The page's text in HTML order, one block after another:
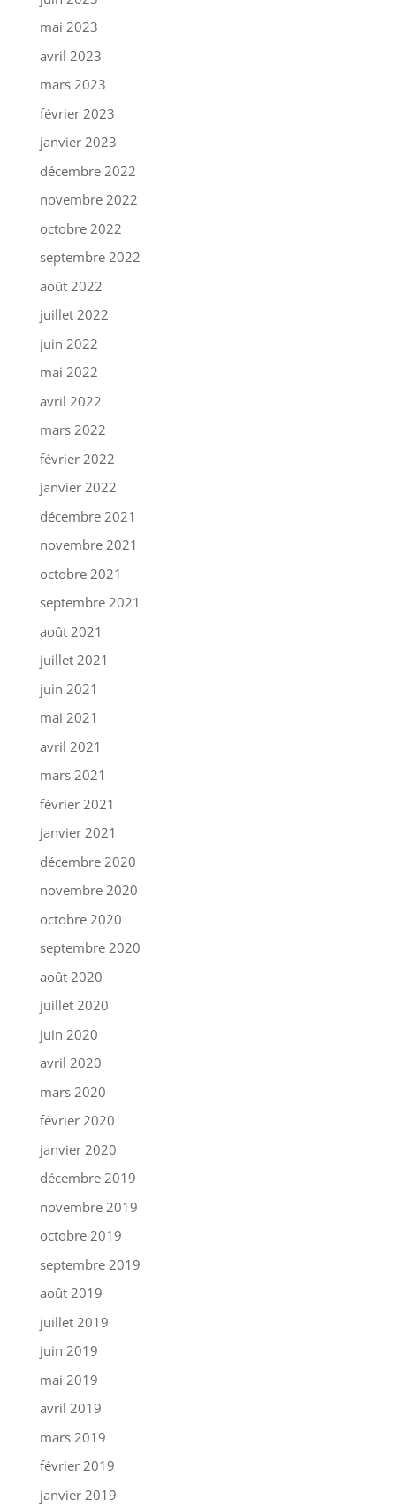
mai 2023
avril 2023
mars 2023
février 2023
janvier 2023
décembre 2022
novembre 2022
octobre 2022
septembre 2022
août 2022
juillet 2022
juin 2022
mai 2022
avril 2022
mars 2022
février 2022
janvier 2022
décembre 2021
novembre 2021
octobre 2021
septembre 2021
août 2021
juillet 2021
juin 2021
mai 2021
avril 2021
mars 2021
février 2021
janvier 2021
décembre 2020
novembre 2020
octobre 2020
septembre 2020
août 2020
juillet 2020
juin 2020
avril 2020
mars 2020
février 2020
janvier 2020
décembre 2019
novembre 2019
octobre 2019
septembre 2019
août 2019
juillet 2019
juin 2019
mai 2019
avril 2019
mars 2019
février 2019
janvier 2019